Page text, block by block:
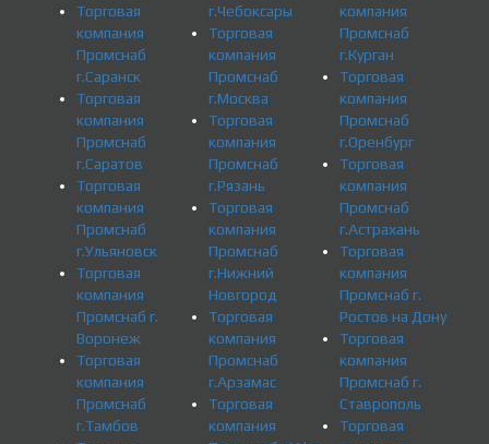
Торговая
компания
Промснаб
г.Саранск
Торговая
компания
Промснаб
г.Саратов
Торговая
компания
Промснаб
г.Ульяновск
Торговая
компания
Промснаб г.
Воронеж
Торговая
компания
Промснаб
г.Тамбов
г.Чебоксары
Торговая
компания
Промснаб
г.Москва
Торговая
компания
Промснаб
г.Рязань
Торговая
компания
Промснаб
г.Нижний
Новгород
Торговая
компания
Промснаб
г.Арзамас
Торговая
компания
компания
Промснаб
г.Курган
Торговая
компания
Промснаб
г.Оренбург
Торговая
компания
Промснаб
г.Астрахань
Торговая
компания
Промснаб г.
Ростов на Дону
Торговая
компания
Промснаб г.
Ставрополь
Торговая